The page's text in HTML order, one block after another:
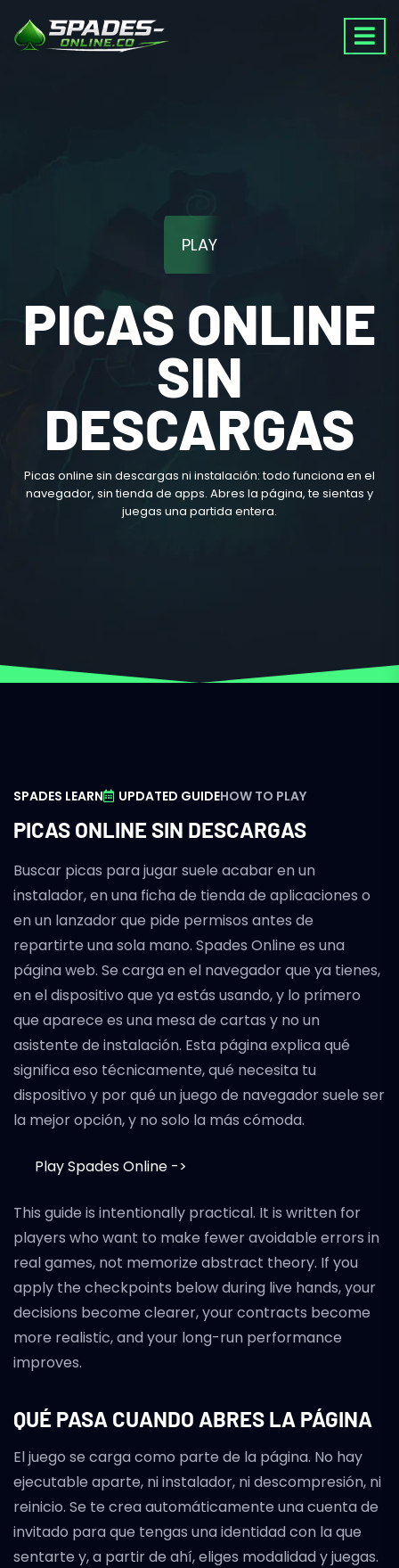
PLAY
PICAS ONLINE
SIN
DESCARGAS
Picas online sin descargas ni instalación: todo funciona en el
navegador, sin tienda de apps. Abres la página, te sientas y
juegas una partida entera.
SPADES LEARN UPDATED GUIDEHOW TO PLAY
PICAS ONLINE SIN DESCARGAS
Buscar picas para jugar suele acabar en un
instalador, en una ficha de tienda de aplicaciones o
en un lanzador que pide permisos antes de
repartirte una sola mano. Spades Online es una
página web. Se carga en el navegador que ya tienes,
en el dispositivo que ya estás usando, y lo primero
que aparece es una mesa de cartas y no un
asistente de instalación. Esta página explica qué
significa eso técnicamente, qué necesita tu
dispositivo y por qué un juego de navegador suele ser
la mejor opción, y no solo la más cómoda.
Play Spades Online ->
This guide is intentionally practical. It is written for
players who want to make fewer avoidable errors in
real games, not memorize abstract theory. If you
apply the checkpoints below during live hands, your
decisions become clearer, your contracts become
more realistic, and your long-run performance
improves.
QUÉ PASA CUANDO ABRES LA PÁGINA
El juego se carga como parte de la página. No hay
ejecutable aparte, ni instalador, ni descompresión, ni
reinicio. Se te crea automáticamente una cuenta de
invitado para que tengas una identidad con la que
sentarte y, a partir de ahí, eliges modalidad y juegas.